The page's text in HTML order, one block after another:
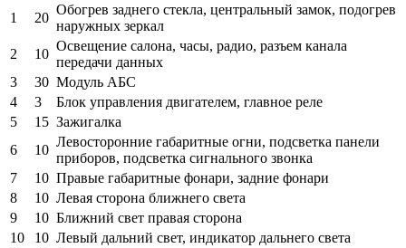
1
20
Обогрев заднего стекла, центральный замок, подогрев
наружных зеркал
2
10
Освещение салона, часы, радио, разъем канала
передачи данных
3
30 Модуль АБС
4
3
Блок управления двигателем, главное реле
5
15 Зажигалка
6
10
Левосторонние габаритные огни, подсветка панели
приборов, подсветка сигнального звонка
7
10 Правые габаритные фонари, задние фонари
8
10 Левая сторона ближнего света
9
10 Ближний свет правая сторона
10
10 Левый дальний свет, индикатор дальнего света